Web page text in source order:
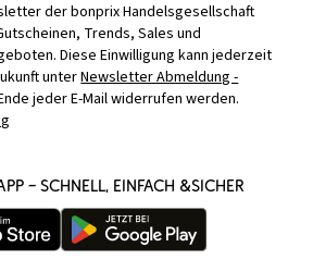
der bonprix Handelsgesellschaft
Trends, Sales und
Diese Einwilligung kann jederzeit
unterNewsletter Abmeldung -
jeder E-Mail widerrufen werden.
– SCHNELL, EINFACH &SICHER